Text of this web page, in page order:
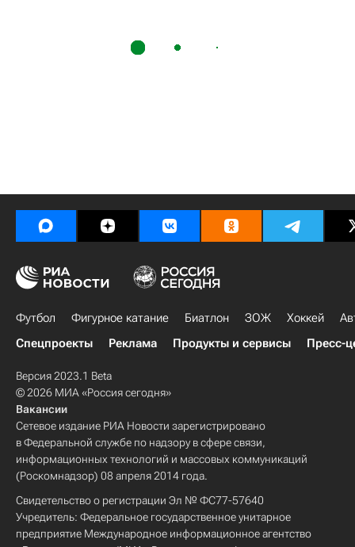
Футбол Фигурное катание Биатлон ЗОЖ Хоккей
Спецпроекты
Реклама Продукты и сервисы Пресс-
Версия 2023.1 Beta
© 2026 МИА «Россия сегодня»
Вакансии
Сетевое издание РИА Новости зарегистрировано
в Федеральной службе по надзору в сфере связи,
информационных технологий и массовых коммуникаций
(Роскомнадзор) 08 апреля 2014 года.
Свидетельство о регистрации Эл № ФС77-57640
Учредитель: Федеральное государственное унитарное
предприятие Международное информационное агентство